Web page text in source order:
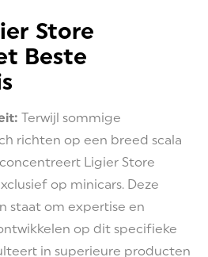
Store
Beste
Terwijl sommige
richten op een breed scala
Ligier Store
op minicars. Deze
staat om expertise en
op dit specifieke
in superieure producten